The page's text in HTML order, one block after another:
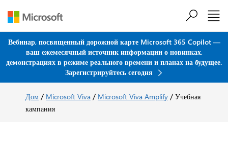
Перейти к основному содержанию
Вебинар, посвященный дорожной карте Microsoft 365 Copilot —
ваш ежемесячный источник информации о новинках,
демонстрациях в режиме реального времени и планах на будущее.
Зарегистрируйтесь сегодня
Дом / Microsoft Viva / Microsoft Viva Amplify /Учебная
кампания